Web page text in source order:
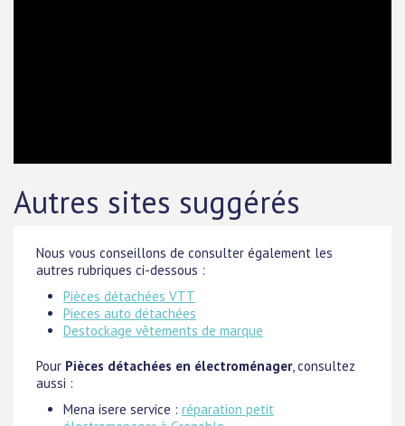
Autres sites suggérés
Nous vous conseillons de consulter également les
autres rubriques ci-dessous :
Pièces détachées VTT
Pieces auto détachées
Destockage vêtements de marque
Pour Pièces détachées en électroménager, consultez
aussi :
Mena isere service : réparation petit